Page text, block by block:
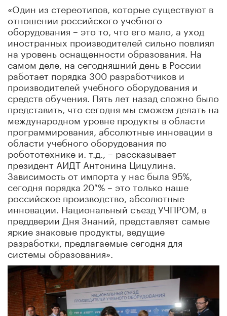
«Один из стереотипов, которые существуют в
отношении российского учебного
оборудования – это то, что его мало, а уход
иностранных производителей сильно повлиял
на уровень оснащенности образования. На
самом деле, на сегодняшний день в России
работает порядка 300 разработчиков и
производителей учебного оборудования и
средств обучения. Пять лет назад сложно было
представить, что сегодня мы сможем делать на
международном уровне продукты в области
программирования, абсолютные инновации в
области учебного оборудования по
робототехнике и. т.д., – рассказывает
президент АИДТ Антонина Цицулина.
Зависимость от импорта у нас была 95%,
cегодня порядка 20 % – это только наше
российское производство, абсолютные
инновации. Национальный съезд УЧПРОМ, в
преддверии Дня Знаний, представляет самые
яркие знаковые продукты, ведущие
разработки, предлагаемые сегодня для
системы образования».